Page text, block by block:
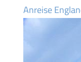
Anreise